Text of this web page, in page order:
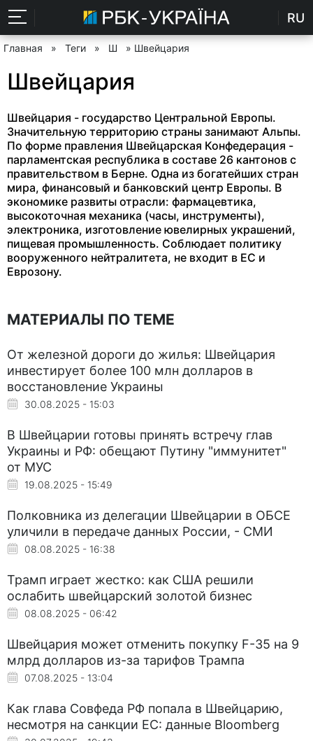
RU
Главная » Теги » Ш » Швейцария
Швейцария
Швейцария - государство Центральной Европы.
Значительную территорию страны занимают Альпы.
По форме правления Швейцарская Конфедерация -
парламентская республика в составе 26 кантонов с
правительством в Берне. Одна из богатейших стран
мира, финансовый и банковский центр Европы. В
экономике развиты отрасли: фармацевтика,
высокоточная механика (часы, инструменты),
электроника, изготовление ювелирных украшений,
пищевая промышленность. Соблюдает политику
вооруженного нейтралитета, не входит в ЕС и
Еврозону.
МАТЕРИАЛЫ ПО ТЕМЕ
От железной дороги до жилья: Швейцария
инвестирует более 100 млн долларов в
восстановление Украины
30.08.2025 - 15:03
В Швейцарии готовы принять встречу глав
Украины и РФ: обещают Путину "иммунитет"
от МУС
19.08.2025 - 15:49
Полковника из делегации Швейцарии в ОБСЕ
уличили в передаче данных России, - СМИ
08.08.2025 - 16:38
Трамп играет жестко: как США решили
ослабить швейцарский золотой бизнес
08.08.2025 - 06:42
Швейцария может отменить покупку F-35 на 9
млрд долларов из-за тарифов Трампа
07.08.2025 - 13:04
Как глава Совфеда РФ попала в Швейцарию,
несмотря на санкции ЕС: данные Bloomberg